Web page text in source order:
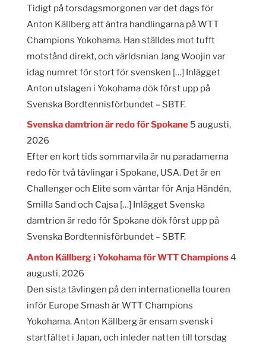
Tidigt på torsdagsmorgonen var det dags för
Anton Källberg att äntra handlingarna på WTT
Champions Yokohama. Han ställdes mot tufft
motstånd direkt, och världsnian Jang Woojin var
idag numret för stort för svensken […] Inlägget
Anton utslagen i Yokohama dök först upp på
Svenska Bordtennisförbundet – SBTF.
Svenska damtrion är redo för Spokane 5 augusti,
2026
Efter en kort tids sommarvila är nu paradamerna
redo för två tävlingar i Spokane, USA. Det är en
Challenger och Elite som väntar för Anja Händén,
Smilla Sand och Cajsa […] Inlägget Svenska
damtrion är redo för Spokane dök först upp på
Svenska Bordtennisförbundet – SBTF.
Anton Källberg i Yokohama för WTT Champions4
augusti, 2026
Den sista tävlingen på den internationella touren
inför Europe Smash är WTT Champions
Yokohama. Anton Källberg är ensam svensk i
startfältet i Japan, och inleder natten till torsdag